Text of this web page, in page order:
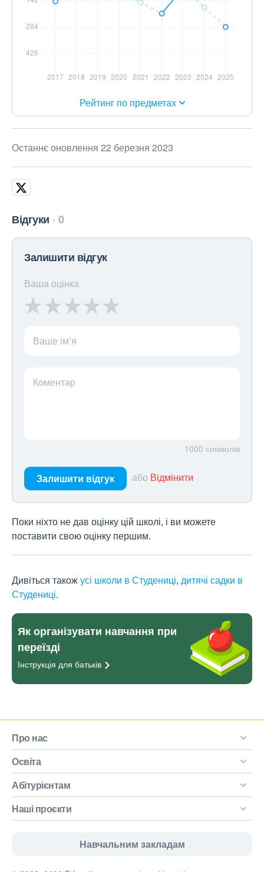
Рейтинг по предметах
Останнє оновлення 22 березня 2023
Відгуки 0
Залишити відгук
Ваша оцінка
Ваше ім’я
Коментар
1000 символів
Залишити відгук або Відмінити
Поки ніхто не дав оцінку цій школі, і ви можете
поставити свою оцінку першим.
Дивіться такожусі школи в Студениці, дитячі садки в
Студениці.
Як організувати навчання при
переїзді
Інструкція для батьків
Про нас
Освіта
Абітурієнтам
Наші проєкти
Навчальним закладам